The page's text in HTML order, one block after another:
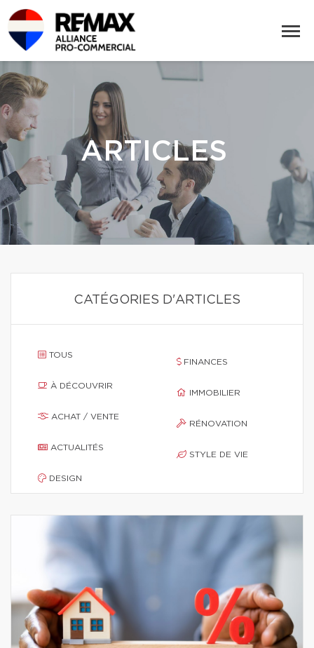
ARTICLES
CATÉGORIES D'ARTICLES
TOUS
À DÉCOUVRIR
ACHAT / VENTE
ACTUALITÉS
DESIGN
FINANCES
IMMOBILIER
RÉNOVATION
STYLE DE VIE